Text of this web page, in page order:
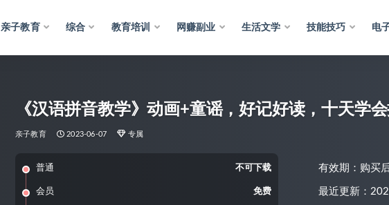
亲子教育 综合 教育培训 网赚副业 生活文学 技能技巧 电
《汉语拼音教学》动画+童谣，好记好读，十天学
亲子教育 2023-06-07 专属
普通 不可下载
会员 免费
有效期：购买
最近更新：